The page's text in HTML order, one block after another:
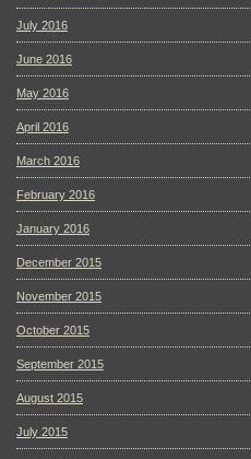
July 2016
June 2016
May 2016
April 2016
March 2016
February 2016
January 2016
December 2015
November 2015
October 2015
September 2015
August 2015
July 2015